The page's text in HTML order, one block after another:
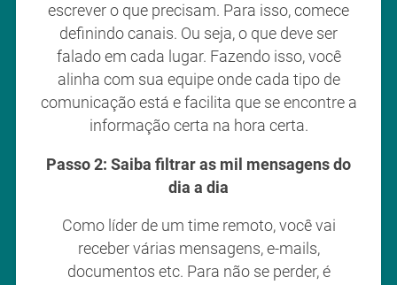
escrever o que precisam. Para isso, comece
definindo canais. Ou seja, o que deve ser
falado em cada lugar. Fazendo isso, você
alinha com sua equipe onde cada tipo de
comunicação está e facilita que se encontre a
informação certa na hora certa.
Passo 2: Saiba filtrar as mil mensagens do
dia a dia
Como líder de um time remoto, você vai
receber várias mensagens, e-mails,
documentos etc. Para não se perder, é